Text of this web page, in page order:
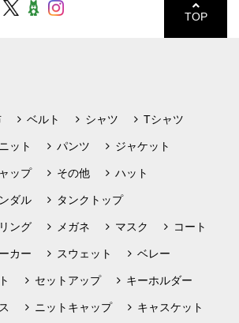
TOP
ベルト シャツ Tシャツ
ニット パンツ ジャケット
ップ その他 ハット
ダル タンクトップ
リング メガネ マスク コート
カー スウェット ベレー
セットアップ キーホルダー
ニットキャップ キャスケット